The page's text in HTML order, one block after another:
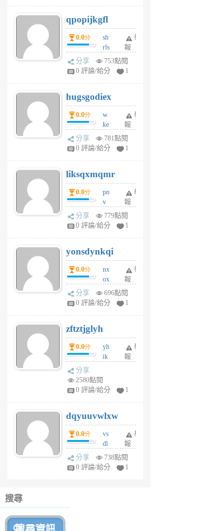
6
個
月
前
qpopijkgfl
0.0分
sh
rls
k
m
6
個
月
前
舉
報
分享
753點閱
0 評論/給分
1
hugsgodiex
0.0分
w
ke
rv
pj
6
個
月
前
舉
報
分享
781點閱
0 評論/給分
1
liksqxmqmr
0.0分
pn
v
wt
sv
6
個
月
前
舉
報
分享
779點閱
0 評論/給分
1
yonsdynkqi
0.0分
nx
ox
rh
pe
月
前
舉
報
分享
696點閱
0 評論/給分
1
zftztjglyh
0.0分
yh
ik
tu
6
個
月
前
舉
報
分享
2580點閱
0 評論/給分
1
dqyuuvwlxw
0.0分
vs
dl
sq
fy
舉
報
分享
738點閱
0 評論/給分
1
搜尋